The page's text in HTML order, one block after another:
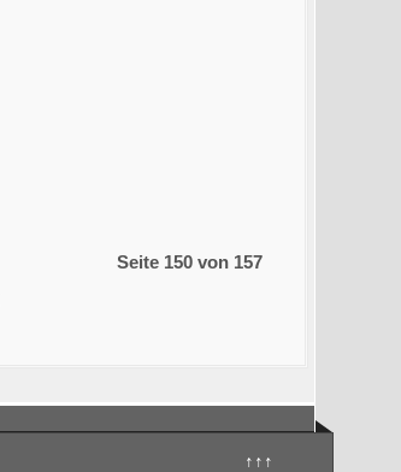
Seite 150 von 157
↑↑↑